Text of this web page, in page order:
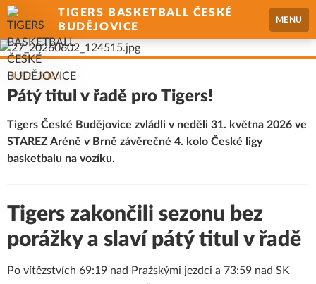
TIGERS BASKETBALL ČESKÉ
BUDĚJOVICE
MENU
út 2. 6. 2026
Pátý titul v řadě pro Tigers!
Tigers České Budějovice zvládli v neděli 31. května 2026 ve
STAREZ Aréně v Brně závěrečné 4. kolo České ligy
basketbalu na vozíku.
Tigers zakončili sezonu bez
porážky a slaví pátý titul v řadě
Po vítězstvích 69:19 nad Pražskými jezdci a 73:59 nad SK